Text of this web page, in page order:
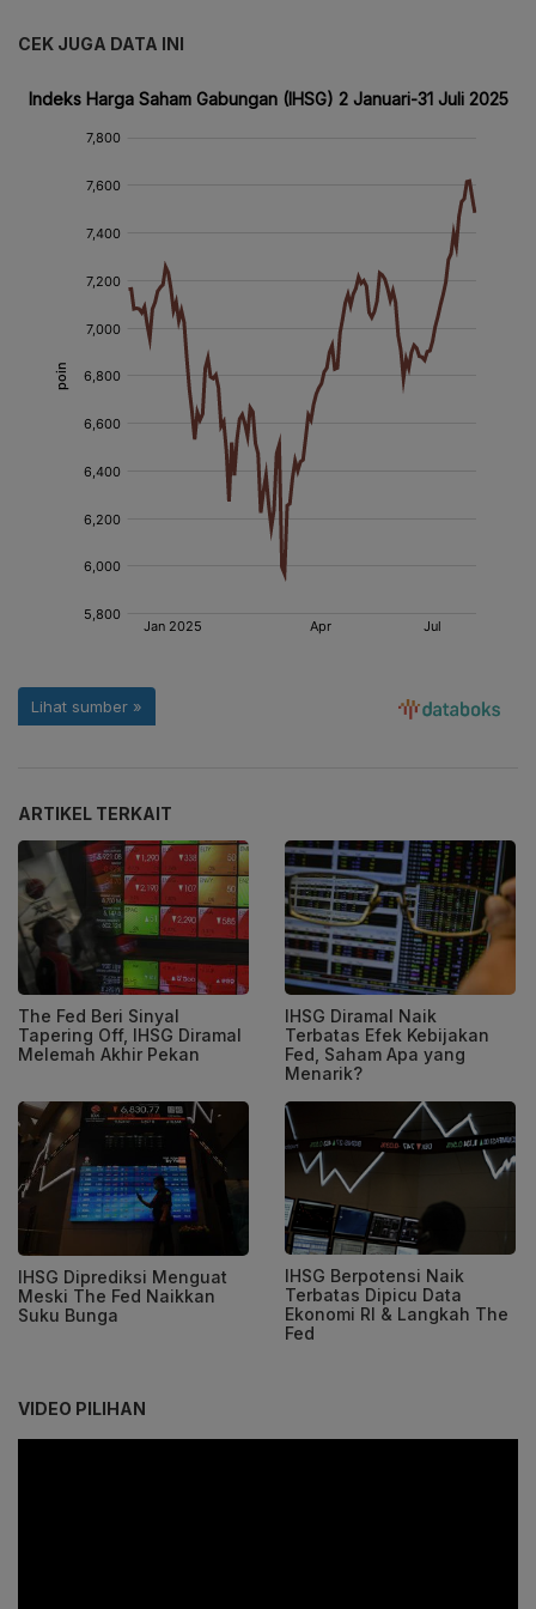
CEK JUGA DATA INI
ARTIKEL TERKAIT
The Fed Beri Sinyal
Tapering Off, IHSG Diramal
Melemah Akhir Pekan
IHSG Diramal Naik
Terbatas Efek Kebijakan
Fed, Saham Apa yang
Menarik?
IHSG Diprediksi Menguat
Meski The Fed Naikkan
Suku Bunga
IHSG Berpotensi Naik
Terbatas Dipicu Data
Ekonomi RI & Langkah The
Fed
VIDEO PILIHAN